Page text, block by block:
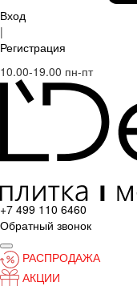
Вход
|
Регистрация
10.00-19.00 пн-пт
+7 499 110 6460
Обратный звонок
РАСПРОДАЖА
АКЦИИ